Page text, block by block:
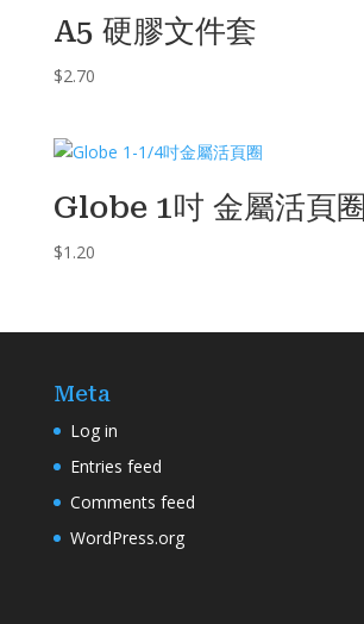
A5 硬膠文件套
$2.70
Globe 1吋 金屬活頁圈
$1.20
Meta
Log in
Entries feed
Comments feed
WordPress.org